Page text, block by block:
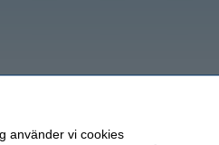
använder vi cookies